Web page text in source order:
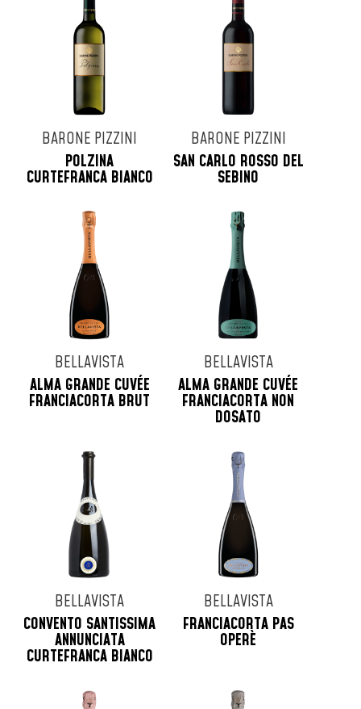
Tenuta Masseto
Tenuta San Guido
Tenute Dei Ciclopi
Terre D'Aenor
Uberti
Veuve Cliquot
Vigna Dorata
Villa Simone
Zenato
BARONE PIZZINI
POLZINA
CURTEFRANCA BIANCO
BARONE PIZZINI
SAN CARLO ROSSO DEL
SEBINO
BELLAVISTA
ALMA GRANDE CUVÉE
FRANCIACORTA BRUT
BELLAVISTA
ALMA GRANDE CUVÉE
FRANCIACORTA NON
DOSATO
BELLAVISTA
CONVENTO SANTISSIMA
ANNUNCIATA
CURTEFRANCA BIANCO
BELLAVISTA
FRANCIACORTA PAS
OPERÈ